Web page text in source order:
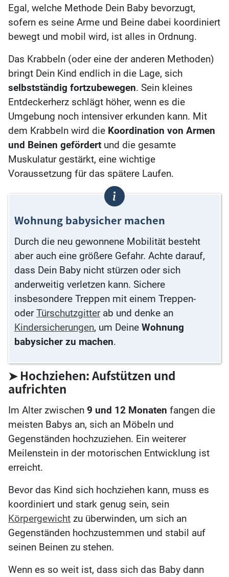
Egal, welche Methode Dein Baby bevorzugt,
sofern es seine Arme und Beine dabei koordiniert
bewegt und mobil wird, ist alles in Ordnung.
Das Krabbeln (oder eine der anderen Methoden)
bringt Dein Kind endlich in die Lage, sich
selbstständig fortzubewegen. Sein kleines
Entdeckerherz schlägt höher, wenn es die
Umgebung noch intensiver erkunden kann. Mit
dem Krabbeln wird die Koordination von Armen
und Beinen gefördert und die gesamte
Muskulatur gestärkt, eine wichtige
Voraussetzung für das spätere Laufen.
Wohnung babysicher machen
Durch die neu gewonnene Mobilität besteht
aber auch eine größere Gefahr. Achte darauf,
dass Dein Baby nicht stürzen oder sich
anderweitig verletzen kann. Sichere
insbesondere Treppen mit einem Treppen-
oderTürschutzgitterab und denke an
Kindersicherungen, um Deine Wohnung
babysicher zu machen.
➤ Hochziehen: Aufstützen und
aufrichten
Im Alter zwischen 9 und 12 Monaten fangen die
meisten Babys an, sich an Möbeln und
Gegenständen hochzuziehen. Ein weiterer
Meilenstein in der motorischen Entwicklung ist
erreicht.
Bevor das Kind sich hochziehen kann, muss es
koordiniert und stark genug sein, sein
Körpergewicht zu überwinden, um sich an
Gegenständen hochzustemmen und stabil auf
seinen Beinen zu stehen.
Wenn es so weit ist, dass sich das Baby dann